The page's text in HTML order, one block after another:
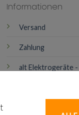
Informationen
Versand
Zahlung
alt Elektrogeräte